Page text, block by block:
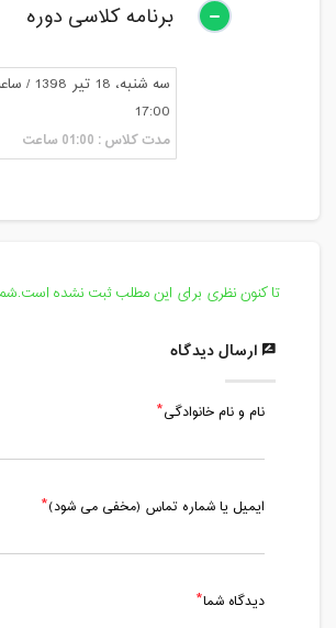
برنامه کلاسی دوره
17:00
مدت کلاس : 01:00 ساعت
تا کنون نظری برای این مطلب ثبت نشده است.شما
ارسال دیدگاه
نام و نام خانوادگی
ایمیل یا شماره تماس (مخفی می شود)
دیدگاه شما